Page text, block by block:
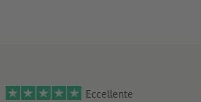
Eccellente